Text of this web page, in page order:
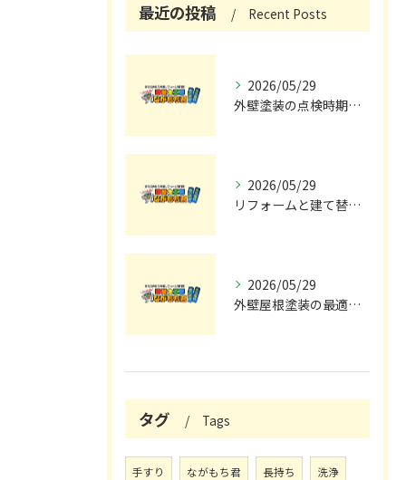
最近の投稿 Recent Posts
2026/05/29
外壁塗装の点検時期と施工の最適タイミング
2026/05/29
リフォームと建て替えの費用と注意点完全解説
2026/05/29
外壁屋根塗装の最適メンテナンス時期
タグ Tags
手すり ながもち君 長持ち 洗浄